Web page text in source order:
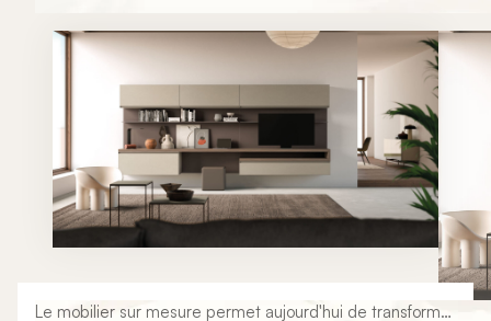
entièrement personnalisé, chaque volume disponible est
exploité afin de créer un dressing confortable, esthétique
et durable. Pensé dans les moindres détails, cet
aménagement associe rangements, penderies et
espaces accessoires dans une composition harmonieuse
qui s'intègre naturellement à l'architecture du lieu.
Le mobilier sur mesure permet aujourd'hui de transformer